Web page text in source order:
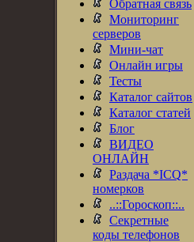
Обратная связь
Мониторинг
серверов
Мини-чат
Онлайн игры
Тесты
Каталог сайтов
Каталог статей
Блог
ВИДЕО
ОНЛАЙН
Раздача *ICQ*
номерков
..::Гороскоп::..
Секретные
коды телефонов